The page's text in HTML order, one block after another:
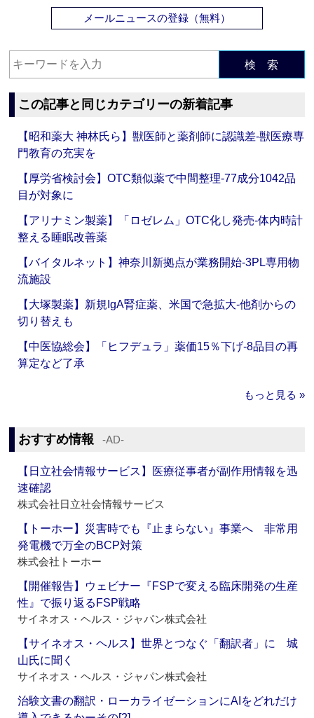
メールニュースの登録（無料）
検 索
この記事と同じカテゴリーの新着記事
【昭和薬大 神林氏ら】獣医師と薬剤師に認識差‐獣医療専
門教育の充実を
【厚労省検討会】OTC類似薬で中間整理‐77成分1042品
目が対象に
【アリナミン製薬】「ロゼレム」OTC化し発売‐体内時計
整える睡眠改善薬
【バイタルネット】神奈川新拠点が業務開始‐3PL専用物
流施設
【大塚製薬】新規IgA腎症薬、米国で急拡大‐他剤からの
切り替えも
【中医協総会】「ヒフデュラ」薬価15％下げ‐8品目の再
算定など了承
もっと見る »
おすすめ情報 ‐AD‐
【日立社会情報サービス】医療従事者が副作用情報を迅
速確認
株式会社日立社会情報サービス
【トーホー】災害時でも『止まらない』事業へ 非常用
発電機で万全のBCP対策
株式会社トーホー
【開催報告】ウェビナー『FSPで変える臨床開発の生産
性』で振り返るFSP戦略
サイネオス・ヘルス・ジャパン株式会社
【サイネオス・ヘルス】世界とつなぐ「翻訳者」に 城
山氏に聞く
サイネオス・ヘルス・ジャパン株式会社
治験文書の翻訳・ローカライゼーションにAIをどれだけ